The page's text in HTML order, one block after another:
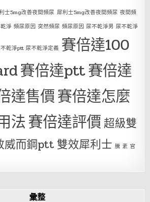
士5mg改善夜間頻尿 犀利士5mg改善夜間頻尿 夜間頻
淨 頻尿原因 突然頻尿 頻尿原因 尿不乾淨男 尿不乾淨
乾淨ptt 尿不乾淨定義 賽倍達100
賽倍達ptt賽倍達
達售價賽倍達怎麼
法賽倍達評價超級雙
威而鋼ptt 雙效犀利士 騰 素 官
彙整